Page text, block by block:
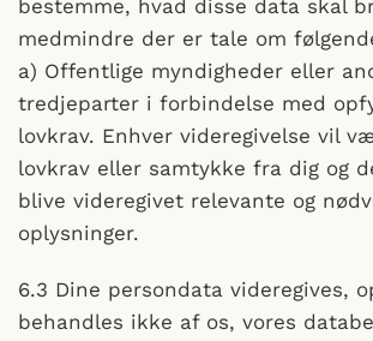
bestemme, hvad disse data skal
medmindre der er tale om
a) Offentlige myndigheder eller
tredjeparter i forbindelse med
lovkrav. Enhver videregivelse vil
lovkrav eller samtykke fra dig og
blive videregivet relevante og
oplysninger.
6.3 Dine persondata videregives,
behandles ikke af os, vores